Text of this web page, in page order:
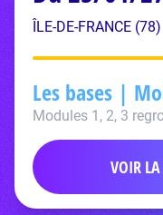
ÎLE-DE-FRANCE (78)
Les bases |
Modules 1, 2, 3
VOIR